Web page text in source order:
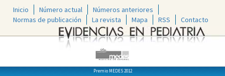
Inicio Número actual
Números anteriores
Normas de publicación
La revista Mapa RSS Contacto
Premio MEDES 2012